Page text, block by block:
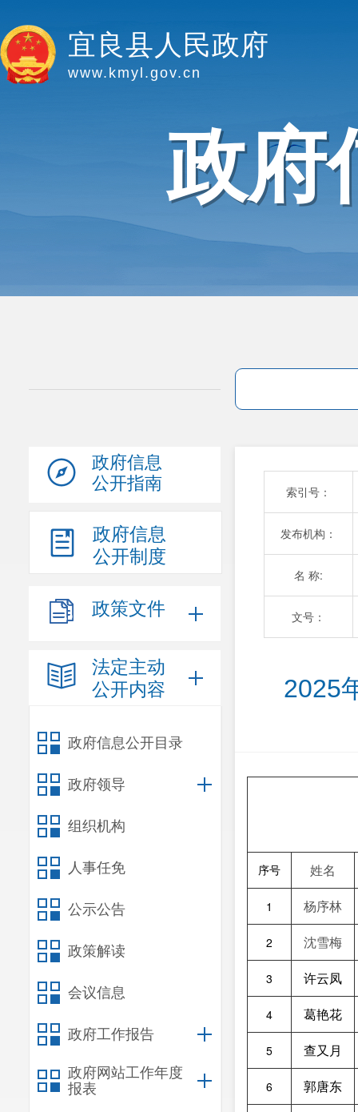
宜良县人民政府
www.kmyl.gov.cn
政府
政府信息
公开指南
政府信息
公开制度
政策文件
法定主动
公开内容
政府信息公开目录
政府领导
组织机构
人事任免
公示公告
政策解读
会议信息
政府工作报告
政府网站工作年度
报表
索引号：
发布机构：
名 称:
文号：
2025
序号 姓名
1 杨序林
2 沈雪梅
3 许云凤
4 葛艳花
5 查又月
6 郭唐东